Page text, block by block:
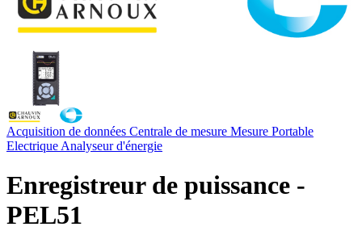
Acquisition de données Centrale de mesure Mesure Portable
Electrique Analyseur d'énergie
Enregistreur de puissance -
PEL51